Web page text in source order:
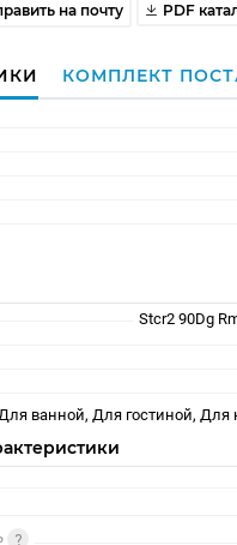
на почту PDF
КОМПЛЕКТ
Stcr2 90Dg
ванной, Для гостиной, Для